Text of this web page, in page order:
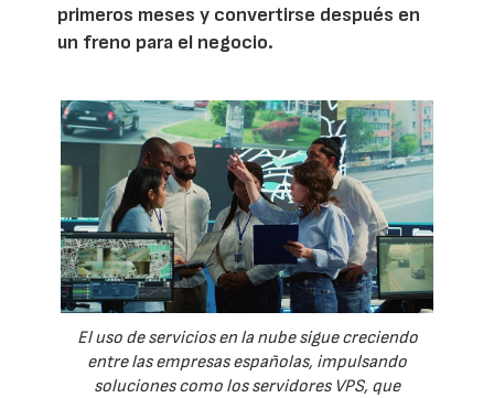
primeros meses y convertirse después en
un freno para el negocio.
El uso de servicios en la nube sigue creciendo
entre las empresas españolas, impulsando
soluciones como los servidores VPS, que